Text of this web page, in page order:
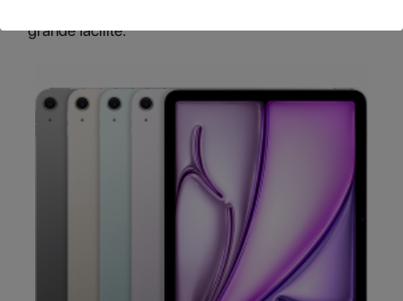
grande facilité.